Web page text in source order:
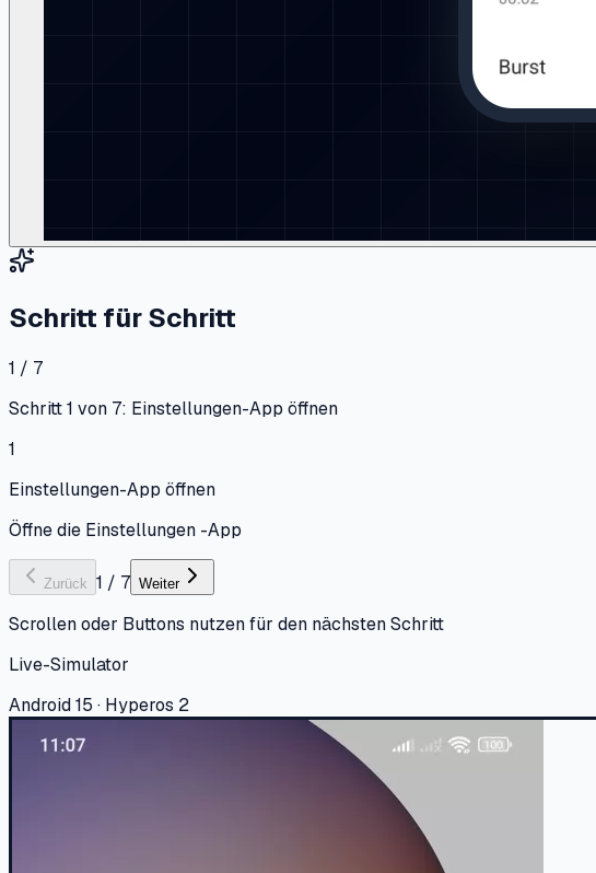
Schritt für Schritt
1 / 7
Schritt 1 von 7: Einstellungen-App öffnen
1
Einstellungen-App öffnen
Öffne die Einstellungen -App
Zurück 1 / 7 Weiter
Scrollen oder Buttons nutzen für den nächsten Schritt
Live-Simulator
Android 15 · Hyperos 2